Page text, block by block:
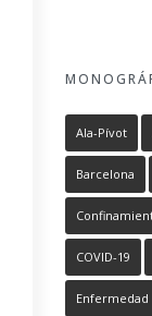
Ala-Pívot
Barcelona
COVID-19
Enfermedad